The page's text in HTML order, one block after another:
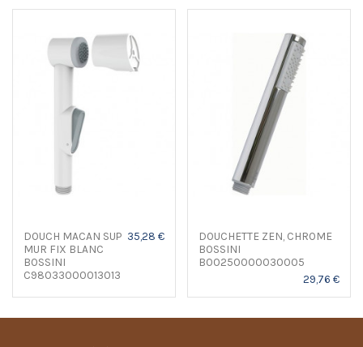
DOUCH MACAN SUP
MUR FIX BLANC
BOSSINI
C98033000013013
35,28 €
DOUCHETTE ZEN, CHROME
BOSSINI
B00250000030005
29,76 €